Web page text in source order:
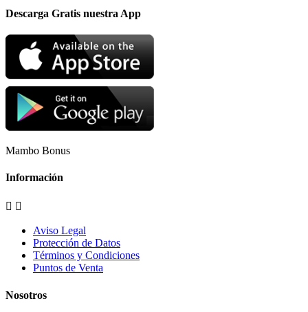
Descarga Gratis nuestra App
Mambo Bonus
Información
 
Aviso Legal
Protección de Datos
Términos y Condiciones
Puntos de Venta
Nosotros